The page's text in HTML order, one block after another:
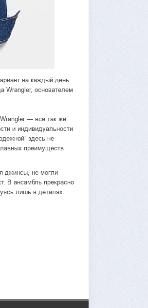
на каждый день.
Wrangler, основателем
— все так же
и индивидуальности
здесь не
преимуществ
джинсы, не могли
В ансамбль прекрасно
лишь в деталях.